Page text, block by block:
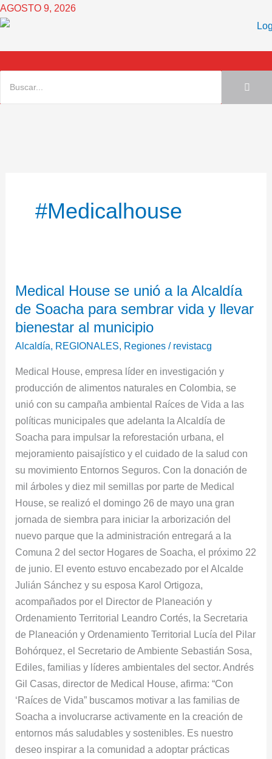
Ir
al
AGOSTO 9, 2026
#medicalhouse
Medical House se unió a la Alcaldía
de Soacha para sembrar vida y llevar
bienestar al municipio
Alcaldía, REGIONALES, Regiones / revistacg
Medical House, empresa líder en investigación y
producción de alimentos naturales en Colombia, se
unió con su campaña ambiental Raíces de Vida a las
políticas municipales que adelanta la Alcaldía de
Soacha para impulsar la reforestación urbana, el
mejoramiento paisajístico y el cuidado de la salud con
su movimiento Entornos Seguros. Con la donación de
mil árboles y diez mil semillas por parte de Medical
House, se realizó el domingo 26 de mayo una gran
jornada de siembra para iniciar la arborización del
nuevo parque que la administración entregará a la
Comuna 2 del sector Hogares de Soacha, el próximo 22
de junio. El evento estuvo encabezado por el Alcalde
Julián Sánchez y su esposa Karol Ortigoza,
acompañados por el Director de Planeación y
Ordenamiento Territorial Leandro Cortés, la Secretaria
de Planeación y Ordenamiento Territorial Lucía del Pilar
Bohórquez, el Secretario de Ambiente Sebastián Sosa,
Ediles, familias y líderes ambientales del sector. Andrés
Gil Casas, director de Medical House, afirma: “Con
‘Raíces de Vida” buscamos motivar a las familias de
Soacha a involucrarse activamente en la creación de
entornos más saludables y sostenibles. Es nuestro
deseo inspirar a la comunidad a adoptar prácticas
House
se
unió
a
Alcaldía
de
Soacha
para
sembrar
vida
y
llevar
bienestar
al
municipio